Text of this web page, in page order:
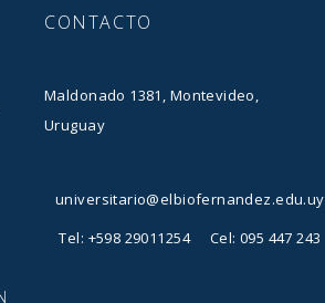
CONTACTO
Maldonado 1381, Montevideo,
Uruguay
universitario@elbiofernandez.edu.uy
Tel: +598 29011254
Cel: 095 447 243